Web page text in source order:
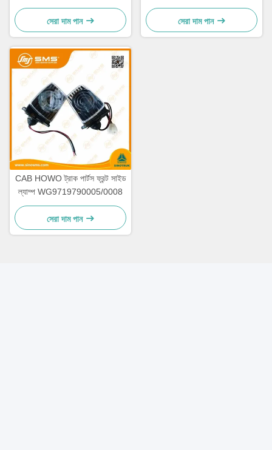
যন্ত্রাংশ
সেরা দাম পান
HW19712
সেরা দাম পান
CAB HOWO ট্রাক পার্টস ফ্রন্ট সাইড
ল্যাম্প WG9719790005/0008
সেরা দাম পান